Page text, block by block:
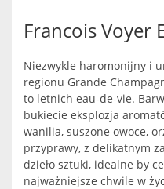
Francois Voyer
Niezwykle haromonijny i
regionu Grande
to letnich eau-de-vie.
bukiecie eksplozja
wanilia, suszone owoce,
przyprawy, z delikatnym
dzieło sztuki, idealne by
najważniejsze chwile w